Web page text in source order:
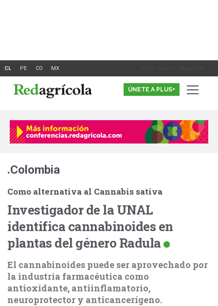
Inicia Sesión o Registrate
ÚNETE A PLUS+
.Colombia
Como alternativa al Cannabis sativa
Investigador de la UNAL
identifica cannabinoides en
plantas del género Radula
El cannabinoides puede ser aprovechado por
la industria farmacéutica como
antioxidante, antiinflamatorio,
neuroprotector y anticancerígeno.